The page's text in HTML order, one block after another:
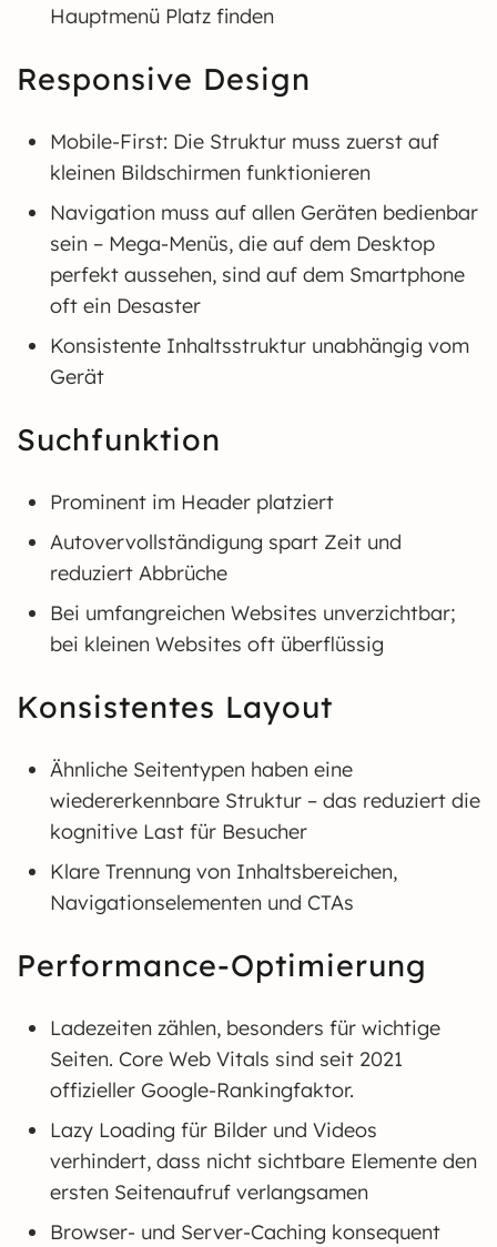
Hauptmenü Platz finden
Responsive Design
Mobile-First: Die Struktur muss zuerst auf
kleinen Bildschirmen funktionieren
Navigation muss auf allen Geräten bedienbar
sein – Mega-Menüs, die auf dem Desktop
perfekt aussehen, sind auf dem Smartphone
oft ein Desaster
Konsistente Inhaltsstruktur unabhängig vom
Gerät
Suchfunktion
Prominent im Header platziert
Autovervollständigung spart Zeit und
reduziert Abbrüche
Bei umfangreichen Websites unverzichtbar;
bei kleinen Websites oft überflüssig
Konsistentes Layout
Ähnliche Seitentypen haben eine
wiedererkennbare Struktur – das reduziert die
kognitive Last für Besucher
Klare Trennung von Inhaltsbereichen,
Navigationselementen und CTAs
Performance-Optimierung
Ladezeiten zählen, besonders für wichtige
Seiten. Core Web Vitals sind seit 2021
offizieller Google-Rankingfaktor.
Lazy Loading für Bilder und Videos
verhindert, dass nicht sichtbare Elemente den
ersten Seitenaufruf verlangsamen
Browser- und Server-Caching konsequent